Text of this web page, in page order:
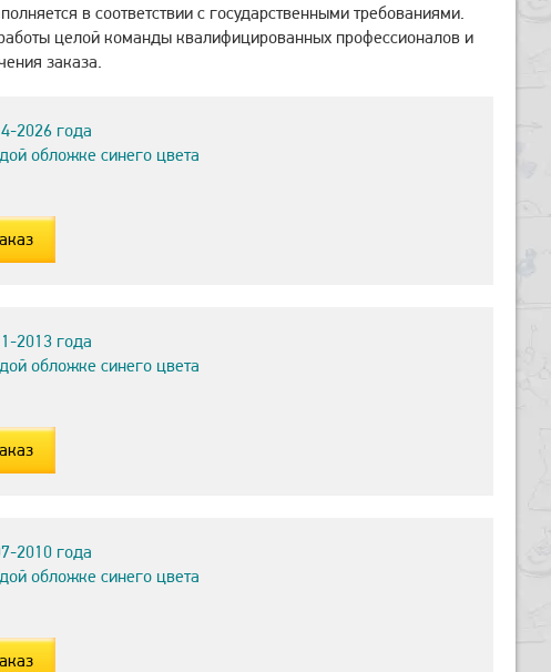
в соответствии с государственными требованиями.
целой команды квалифицированных профессионалов и
заказа.
2026 года
обложке синего цвета
2013 года
обложке синего цвета
2010 года
обложке синего цвета